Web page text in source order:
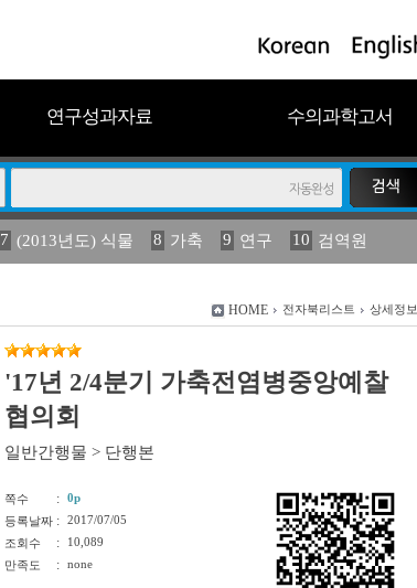
연구성과자료 수의과학고서
7 (2013년도) 식물 8 가축 9 연구 10 검역원
16 관리 17 연보 18 2023 19 농림수산
HOME 전자북리스트 상세정보
'17년 2/4분기 가축전염병중앙예찰
협의회
일반간행물 > 단행본
쪽수 :
0p
등록날짜 :
2017/07/05
조회수
:
10,089
만족도
: none